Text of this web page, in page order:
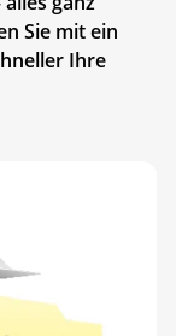
Sie mit ein
Ihre